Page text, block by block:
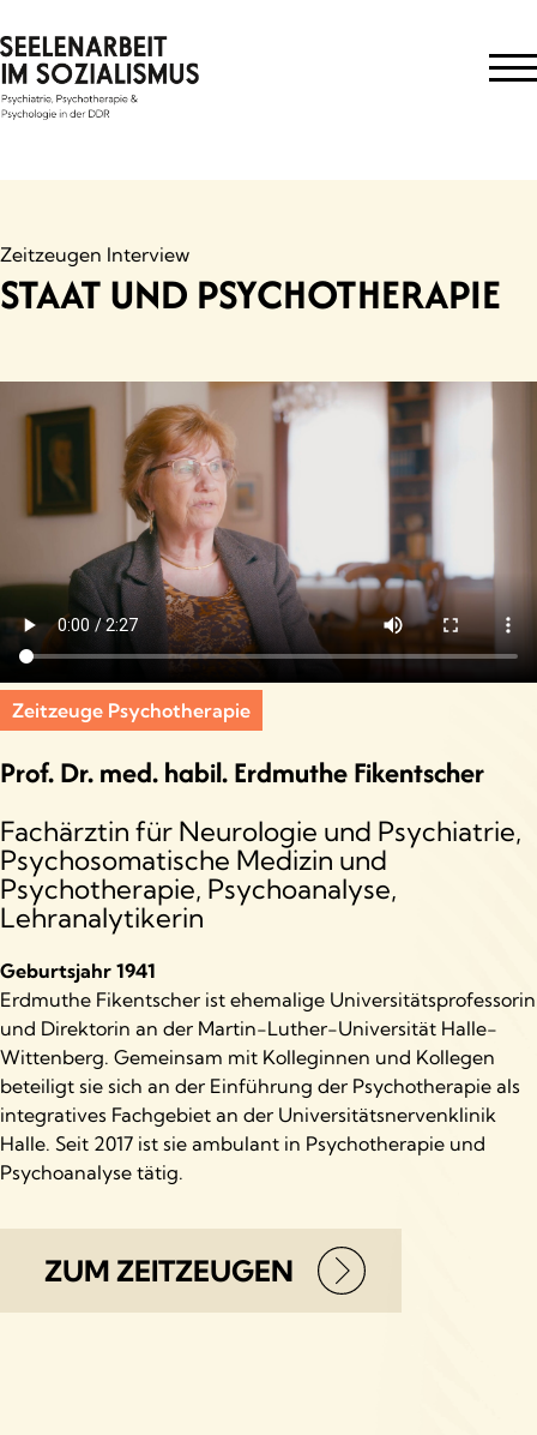
to
content
Zeitzeugen Interview
STAAT UND PSYCHOTHERAPIE
Zeitzeuge Psychotherapie
Prof. Dr. med. habil. Erdmuthe Fikentscher
Fachärztin für Neurologie und Psychiatrie,
Psychosomatische Medizin und
Psychotherapie, Psychoanalyse,
Lehranalytikerin
Geburtsjahr 1941
Erdmuthe Fikentscher ist ehemalige Universitätsprofessorin
und Direktorin an der Martin-Luther-Universität Halle-
Wittenberg. Gemeinsam mit Kolleginnen und Kollegen
beteiligt sie sich an der Einführung der Psychotherapie als
integratives Fachgebiet an der Universitätsnervenklinik
Halle. Seit 2017 ist sie ambulant in Psychotherapie und
Psychoanalyse tätig.
ZUM ZEITZEUGEN